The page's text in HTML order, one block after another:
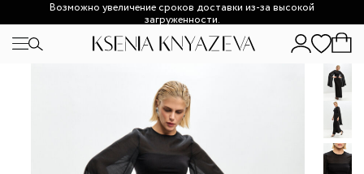
Возможно увеличение сроков доставки из-за высокой
загруженности.